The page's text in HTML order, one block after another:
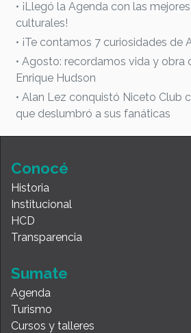
• ¡Llegó la Agenda con las
culturales!
• ¡Te contamos 7 curiosidades de
• Agosto: recordamos vida y obra
Enrique Hudson
• Alan Lez conquistó Niceto Club
que deslumbró a sus fanáticas
Conocé
Historia
Institucional
HCD
Transparencia
Sumate
Agenda
Turismo
Cursos y talleres